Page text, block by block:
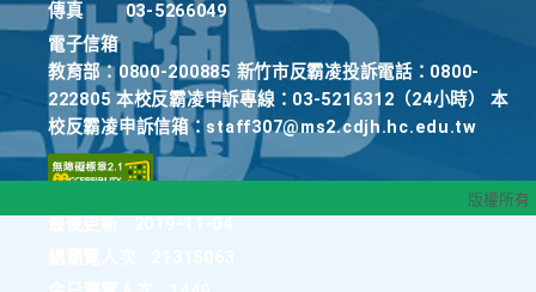
傳真
03-5266049
電子信箱
教育部：0800-200885 新竹市反霸凌投訴電話：0800-
222805 本校反霸凌申訴專線：03-5216312（24小時） 本
校反霸凌申訴信箱：staff307@ms2.cdjh.hc.edu.tw
版權所有